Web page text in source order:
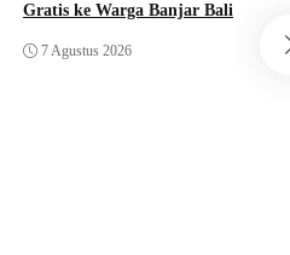
Gratis ke Warga Banjar Bali
7 Agustus 2026